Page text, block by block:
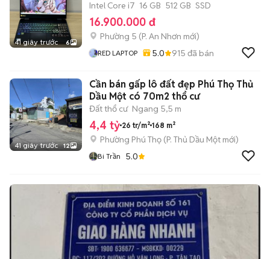
41 giây trước 6
Intel Core i7 16 GB 512 GB SSD
16.900.000 đ
Phường 5 (P. An Nhơn mới)
RED LAPTOP 5.0 915 đã bán
41 giây trước 12
Cần bán gấp lô đất đẹp Phú Thọ Thủ
Dầu Một có 70m2 thổ cư
Đất thổ cư Ngang 5,5 m
4,4 tỷ 26 tr/m² 168 m²
Phường Phú Thọ (P. Thủ Dầu Một mới)
Bi Trần 5.0